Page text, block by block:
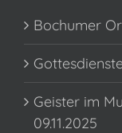
Bochumer
Geister im
09.11.2025